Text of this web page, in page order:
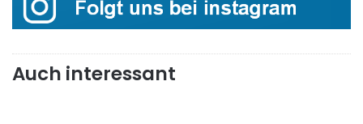
Auch interessant